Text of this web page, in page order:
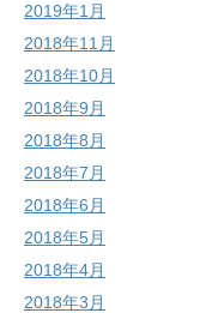
2019年1月
2018年11月
2018年10月
2018年9月
2018年8月
2018年7月
2018年6月
2018年5月
2018年4月
2018年3月